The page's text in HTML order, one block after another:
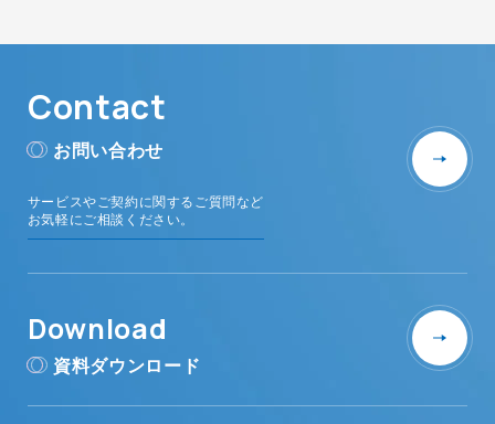
Contact
お問い合わせ
サービスやご契約に関するご質問など
お気軽にご相談ください。
Download
資料ダウンロード